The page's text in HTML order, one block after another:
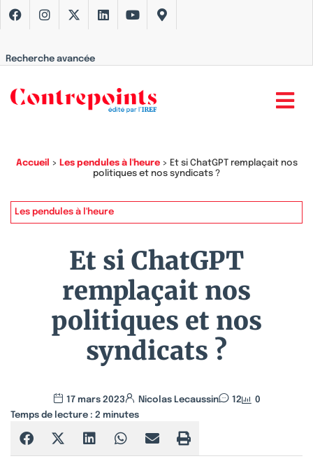
Recherche avancée
Accueil > Les pendules à l'heure> Et si ChatGPT remplaçait nos
politiques et nos syndicats ?
Les pendules à l'heure
Et si ChatGPT
remplaçait nos
politiques et nos
syndicats ?
17 mars 2023 Nicolas Lecaussin 12
0
Temps de lecture : 2 minutes